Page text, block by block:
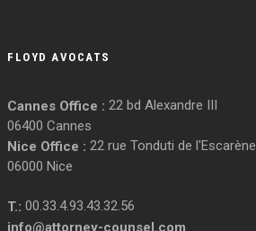
FLOYD AVOCATS
Cannes Office : 22 bd Alexandre III
06400 Cannes
Nice Office : 22 rue Tonduti de l'Escarène
06000 Nice
T.: 00.33.4.93.43.32.56
info@attorney-counsel.com